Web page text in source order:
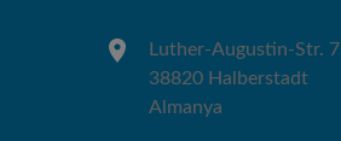
Luther-Augustin-Str. 7
38820 Halberstadt
Almanya